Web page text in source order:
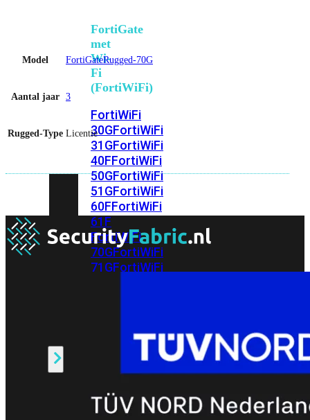
FortiGate
met
Wi-
Fi
(FortiWiFi)
FortiWiFi
30GFortiWiFi
31GFortiWiFi
40FFortiWiFi
50GFortiWiFi
51GFortiWiFi
60FFortiWiFi
61F
FortiWiFi
70GFortiWiFi
71GFortiWiFi
Licenties
bekijken
Model FortiGateRugged-70G
Aantal jaar 3
Rugged-Type Licentie